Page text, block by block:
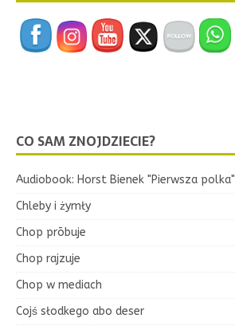
CO SAM ZNOJDZIECIE?
Audiobook: Horst Bienek "Pierwsza polka"
Chleby i żymły
Chop prōbuje
Chop rajzuje
Chop w mediach
Cojś słodkego abo deser